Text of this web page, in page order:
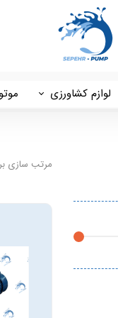
لوازم کشاورزی
پوترمرتب سازی